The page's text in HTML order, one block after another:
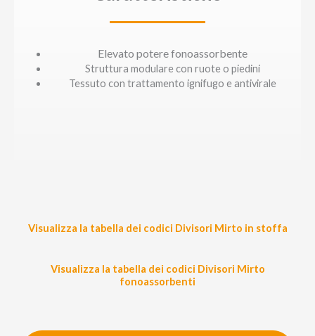
Elevato potere fonoassorbente
Struttura modulare con ruote o piedini
Tessuto con trattamento ignifugo e antivirale
Visualizza la tabella dei codici Divisori Mirto in stoffa
Visualizza la tabella dei codici Divisori Mirto
fonoassorbenti